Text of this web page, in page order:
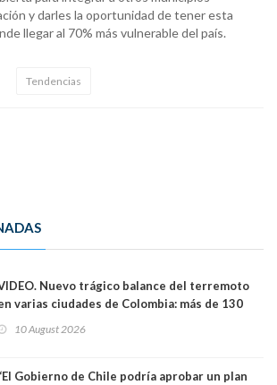
y darles la oportunidad de tener esta
llegar al 70% más vulnerable del país.
Tendencias
Nuevo trágico balance del terremoto
varias ciudades de Colombia: más de 130
10 August 2026
Gobierno de Chile podría aprobar un plan